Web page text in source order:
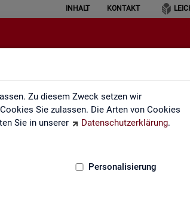
Zu diesem Zweck setzen wir
Sie zulassen. Die Arten von Cookies
Sie in unserer
Datenschutzerklärung.
Personalisierung
INHALT KONTAKT